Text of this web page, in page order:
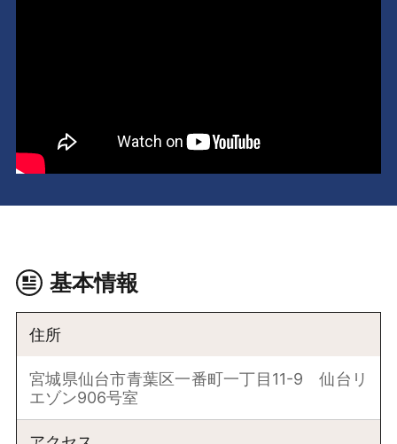
基本情報
住所
宮城県仙台市青葉区一番町一丁目11-9 仙台リ
エゾン906号室